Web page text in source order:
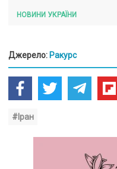
НОВИНИ УКРАЇНИ
Джерело: Ракурс
#Іран